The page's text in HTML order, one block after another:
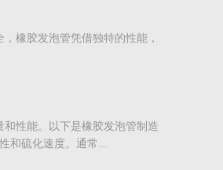
橡胶发泡管凭借独特的性能，
性能。以下是橡胶发泡管制造
和硫化速度。通常...